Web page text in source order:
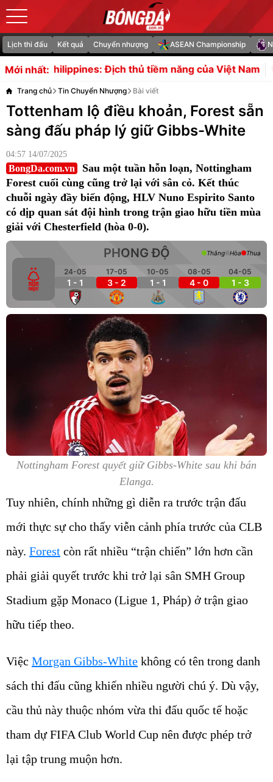
Lịch thi đấu Kết quả Chuyển nhượng ASEAN Championship
Mới nhất:
Địch thủ tiềm năng của Việt Nam Thái
Trang chủ Tin Chuyển Nhượng Bài viết
Tottenham lộ điều khoản, Forest sẵn
sàng đấu pháp lý giữ Gibbs-White
04:57 14/07/2025
BongDa.com.vn
Sau một tuần hỗn loạn, Nottingham
Forest cuối cùng cũng trở lại với sân cỏ. Kết thúc
chuỗi ngày đầy biến động, HLV Nuno Espirito Santo
có dịp quan sát đội hình trong trận giao hữu tiền mùa
giải với Chesterfield (hòa 0-0).
PHONG ĐỘ
24-05
1 - 1
17-05
3 - 2
10-05
1 - 1
08-05
4 - 0
04-05
1 - 3
Thắng Hòa Thua
Nottingham Forest quyết giữ Gibbs-White sau khi bán
Elanga.
Tuy nhiên, chính những gì diễn ra trước trận đấu
mới thực sự cho thấy viễn cảnh phía trước của CLB
này. Forest còn rất nhiều “trận chiến” lớn hơn cần
phải giải quyết trước khi trở lại sân SMH Group
Stadium gặp Monaco (Ligue 1, Pháp) ở trận giao
hữu tiếp theo.
Việc Morgan Gibbs-White không có tên trong danh
sách thi đấu cũng khiến nhiều người chú ý. Dù vậy,
cầu thủ này thuộc nhóm vừa thi đấu quốc tế hoặc
tham dự FIFA Club World Cup nên được phép trở
lại tập trung muộn hơn.